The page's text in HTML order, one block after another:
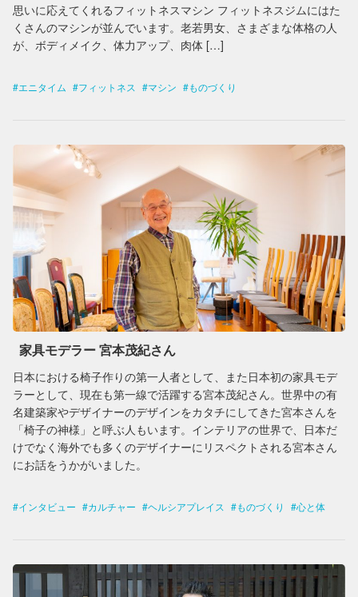
思いに応えてくれるフィットネスマシン フィットネスジムにはた
くさんのマシンが並んでいます。老若男女、さまざまな体格の人
が、ボディメイク、体力アップ、肉体 […]
エニタイム フィットネス マシン ものづくり
家具モデラー 宮本茂紀さん
日本における椅子作りの第一人者として、また日本初の家具モデ
ラーとして、現在も第一線で活躍する宮本茂紀さん。世界中の有
名建築家やデザイナーのデザインをカタチにしてきた宮本さんを
「椅子の神様」と呼ぶ人もいます。インテリアの世界で、日本だ
けでなく海外でも多くのデザイナーにリスペクトされる宮本さん
にお話をうかがいました。
インタビュー カルチャー ヘルシアプレイス ものづくり 心と体